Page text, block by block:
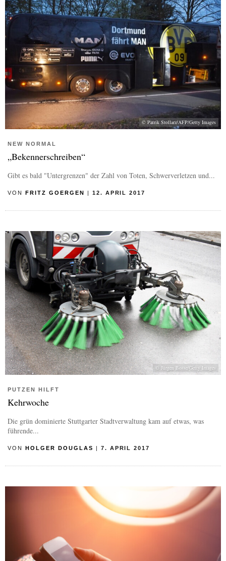
© Patrik Stollarz/AFP/Getty Images
NEW NORMAL
„Bekennerschreiben“
Gibt es bald "Untergrenzen" der Zahl von Toten, Schwerverletzen und...
VON FRITZ GOERGEN | 12. APRIL 2017
© Jürgen Bosse/Getty Images
PUTZEN HILFT
Kehrwoche
Die grün dominierte Stuttgarter Stadtverwaltung kam auf etwas, was
führende...
VON HOLGER DOUGLAS 7. APRIL 2017